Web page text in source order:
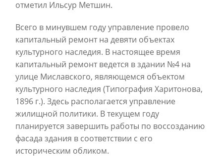
отметил Ильсур Метшин.
Всего в минувшем году управление провело
капитальный ремонт на девяти объектах
культурного наследия. В настоящее время
капитальный ремонт ведется в здании №4 на
улице Миславского, являющемся объектом
культурного наследия (Типография Харитонова,
1896 г.). Здесь располагается управление
жилищной политики. В текущем году
планируется завершить работы по воссозданию
фасада здания в соответствии с его
историческим обликом.